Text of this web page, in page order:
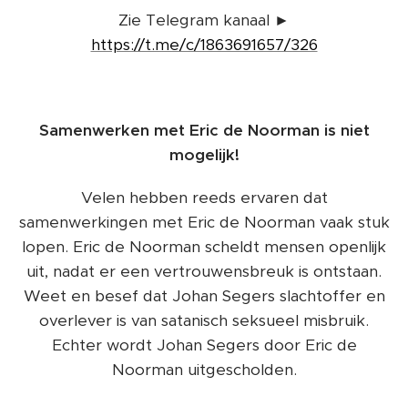
Zie Telegram kanaal ►
https://t.me/c/1863691657/326
Samenwerken met Eric de Noorman is niet
mogelijk!
Velen hebben reeds ervaren dat
samenwerkingen met Eric de Noorman vaak stuk
lopen. Eric de Noorman scheldt mensen openlijk
uit, nadat er een vertrouwensbreuk is ontstaan.
Weet en besef dat Johan Segers slachtoffer en
overlever is van satanisch seksueel misbruik.
Echter wordt Johan Segers door Eric de
Noorman uitgescholden.